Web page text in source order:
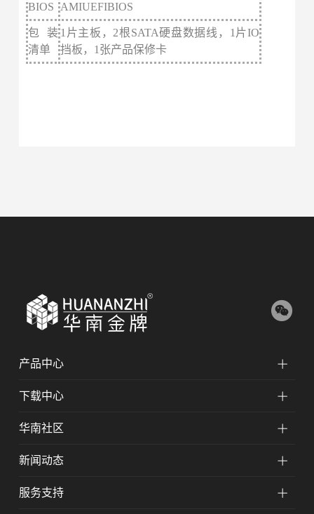
BIOS AMIUEFIBIOS
包装
清单
1片主板，2根SATA硬盘数据线，1片IO
挡板，1张产品保修卡
产品中心
下载中心
华南社区
新闻动态
服务支持